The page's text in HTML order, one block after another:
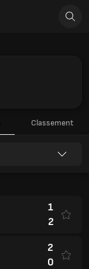
Classement
1
2
2
0